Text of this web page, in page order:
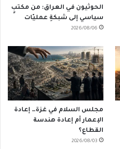
الحوثيون في العراق: من مكتبٍ
سياسي إلى شبكةِ عمليّات
2026/08/06
مجلس السلام في غزة… إعادة
الإعمار أم إعادة هندسة
القطاع؟
2026/08/03